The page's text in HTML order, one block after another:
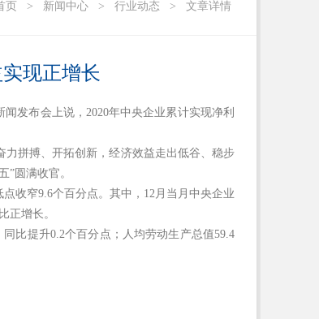
页 > 新闻中心 > 行业动态 > 文章详情
现正增长
发布会上说，2020年中央企业累计实现净利
力拼搏、开拓创新，经济效益走出低谷、稳步
”圆满收官。
收窄9.6个百分点。其中，12月当月中央企业
正增长。
比提升0.2个百分点；人均劳动生产总值59.4